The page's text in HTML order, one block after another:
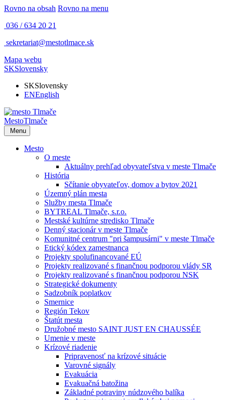
Rovno na obsah Rovno na menu
036 / 634 20 21
sekretariat@mestotlmace.sk
Mapa webu
SKSlovensky
SKSlovensky
ENEnglish
MestoTlmače
Menu
Mesto
O meste
Aktuálny prehľad obyvateľstva v meste Tlmače
História
Sčítanie obyvateľov, domov a bytov 2021
Územný plán mesta
Služby mesta Tlmače
BYTREAL Tlmače, s.r.o.
Mestské kultúrne stredisko Tlmače
Denný stacionár v meste Tlmače
Komunitné centrum "pri šampusárni" v meste Tlmače
Etický kódex zamestnanca
Projekty spolufinancované EÚ
Projekty realizované s finančnou podporou vlády SR
Projekty realizované s finančnou podporou NSK
Strategické dokumenty
Sadzobník poplatkov
Smernice
Región Tekov
Štatút mesta
Družobné mesto SAINT JUST EN CHAUSSÉE
Umenie v meste
Krízové riadenie
Pripravenosť na krízové situácie
Varovné signály
Evakuácia
Evakuačná batožina
Základné potraviny núdzového balíka